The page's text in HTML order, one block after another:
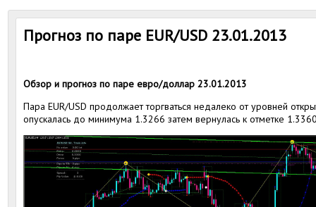
Прогноз по паре EUR/USD 23.01.2013
Обзор и прогноз по паре евро/доллар 23.01.2013
Пара EUR/USD продолжает торгваться недалеко от уровней
опускалась до минимума 1.3266 затем вернулась к отметке